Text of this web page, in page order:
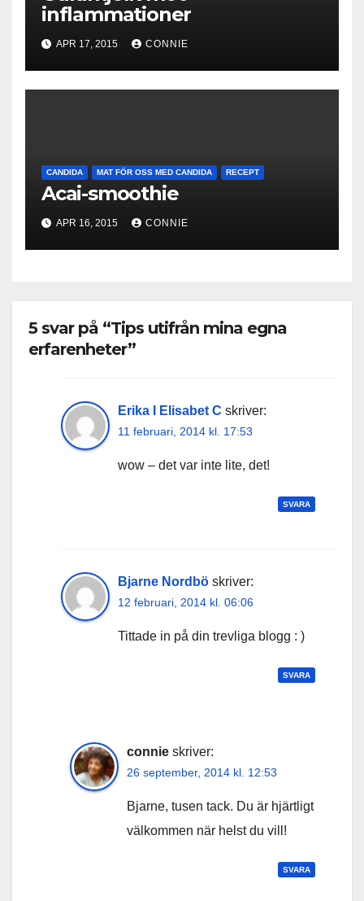
inflammationer
APR 17, 2015 CONNIE
CANDIDA MAT FÖR OSS MED CANDIDA RECEPT
Acai-smoothie
APR 16, 2015 CONNIE
5 svar på “Tips utifrån mina egna
erfarenheter”
Erika I Elisabet C skriver:
11 februari, 2014 kl. 17:53
wow – det var inte lite, det!
SVARA
Bjarne Nordbö skriver:
12 februari, 2014 kl. 06:06
Tittade in på din trevliga blogg : )
SVARA
connie skriver:
26 september, 2014 kl. 12:53
Bjarne, tusen tack. Du är hjärtligt
välkommen när helst du vill!
SVARA